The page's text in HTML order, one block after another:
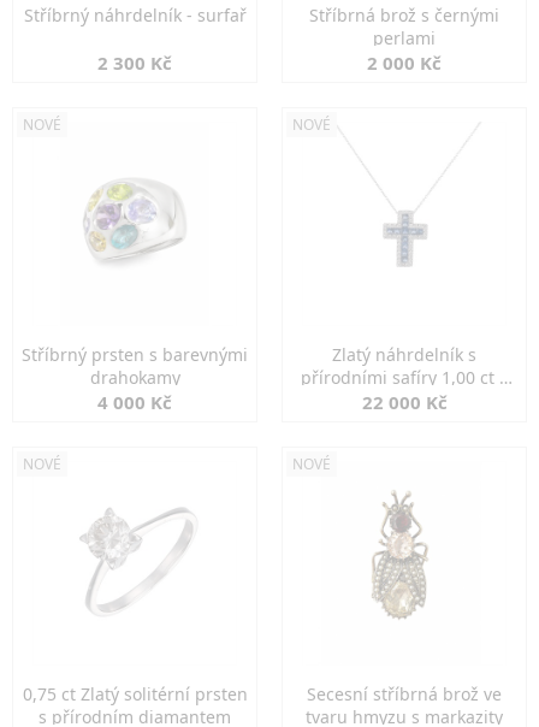
Stříbrný náhrdelník - surfař
2 300 Kč
Stříbrná brož s černými
perlami
2 000 Kč
NOVÉ
Stříbrný prsten s barevnými
drahokamy
4 000 Kč
NOVÉ
Zlatý náhrdelník s
přírodními safíry 1,00 ct a
diamanty
22 000 Kč
NOVÉ
0,75 ct Zlatý solitérní prsten
s přírodním diamantem
NOVÉ
Secesní stříbrná brož ve
tvaru hmyzu s markazity